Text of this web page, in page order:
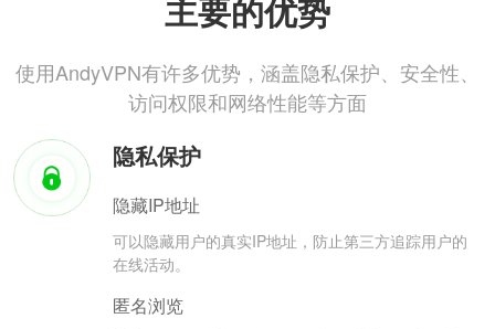
主要的优势
使用AndyVPN有许多优势，涵盖隐私保护、安全性、
访问权限和网络性能等方面
隐私保护
隐藏IP地址
可以隐藏用户的真实IP地址，防止第三方追踪用户的
在线活动。
匿名浏览